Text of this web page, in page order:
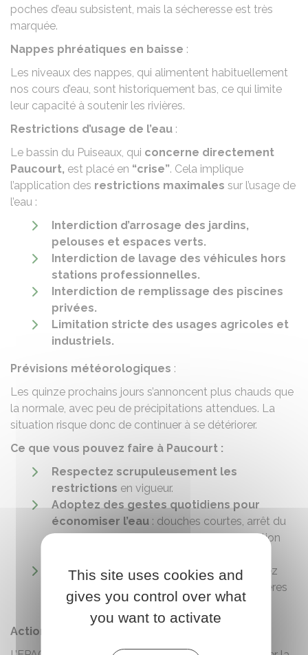
poches d’eau subsistent, mais la sécheresse est très
marquée.
Nappes phréatiques en baisse :
Les niveaux des nappes, qui alimentent habituellement
nos cours d’eau, sont historiquement bas, ce qui limite
leur capacité à soutenir les rivières.
Restrictions d’usage de l’eau :
Le bassin du Puiseaux, qui concerne directement
Paucourt, est placé en “crise”. Cela implique
l’application des restrictions maximales sur l’usage de
l’eau :
Interdiction d’arrosage des jardins,
pelouses et espaces verts.
Interdiction de lavage des véhicules hors
stations professionnelles.
Interdiction de remplissage des piscines
privées.
Limitation stricte des usages agricoles et
industriels.
Prévisions météorologiques :
Les quinze prochains jours s’annoncent plus chauds que
la normale, avec peu de précipitations attendues. La
situation risque donc de continuer à se détériorer.
Ce que vous pouvez faire à Paucourt :
Respectez scrupuleusement les
restrictions en vigueur.
Adoptez des gestes quotidiens pour
économiser l’eau : douches courtes, arrêt du
robinet lors du brossage des dents, utilisation
Préservez les milieux aquatiques: évitez
toute intervention ou pollution dans les rivières
et zones humides.
Actions en cours
This site uses cookies and
gives you control over what
you want to activate